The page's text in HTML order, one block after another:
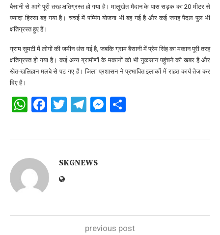
बैसानी से आगे पूरी तरह क्षतिग्रस्त हो गया है। मालूखेत मैदान के पास सड़क का 20 मीटर से
ज्यादा हिस्सा बह गया है। चचई में पम्पिंग योजना भी बह गई है और कई जगह पैदल पुल भी
क्षतिग्रस्त हुए हैं।
​ग्राम सुमटी में लोगों की जमीन धंस गई है, जबकि ग्राम बैसानी में प्रेम सिंह का मकान पूरी तरह
क्षतिग्रस्त हो गया है। कई अन्य ग्रामीणों के मकानों को भी नुकसान पहुंचने की खबर है और
खेत-खलिहान मलबे से पट गए हैं। जिला प्रशासन ने प्रभावित इलाकों में राहत कार्य तेज कर
दिए हैं।
WhatsApp
Facebook
Twitter
Telegram
Messenger
SKGNEWS
previous post